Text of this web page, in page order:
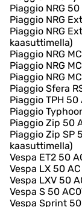
Piaggio NRG
Piaggio NRG
Piaggio NRG
kaasuttimella)
Piaggio NRG
Piaggio NRG
Piaggio NRG
Piaggio Sfera
Piaggio TPH
Piaggio
Piaggio Zip 50
Piaggio Zip SP
kaasuttimella)
Vespa ET2 50
Vespa LX 50
Vespa LXV 50
Vespa S 50
Vespa Sprint